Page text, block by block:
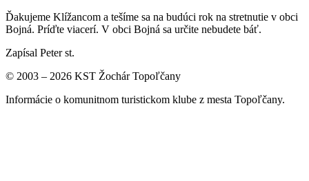
Ďakujeme Klížancom a tešíme sa na budúci rok na stretnutie v obci
Bojná. Príďte viacerí. V obci Bojná sa určite nebudete báť.
Zapísal Peter st.
© 2003 – 2026 KST Žochár Topoľčany
Informácie o komunitnom turistickom klube z mesta Topoľčany.